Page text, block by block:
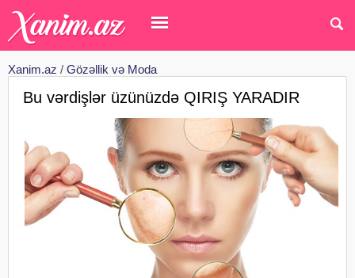
Xanim.az / Gözəllik və Moda
Bu vərdişlər üzünüzdə QIRIŞ YARADIR